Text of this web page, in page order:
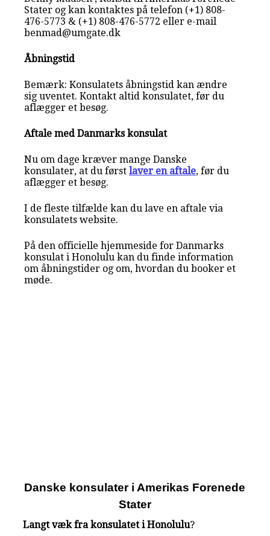
Stater og kan kontaktes på telefon (+1) 808-
476-5773 & (+1) 808-476-5772 eller e-mail
benmad@umgate.dk
Åbningstid
Bemærk: Konsulatets åbningstid kan ændre
sig uventet. Kontakt altid konsulatet, før du
aflægger et besøg.
Aftale med Danmarks konsulat
Nu om dage kræver mange Danske
konsulater, at du førstlaver en aftale, før du
aflægger et besøg.
I de fleste tilfælde kan du lave en aftale via
konsulatets website.
På den officielle hjemmeside for Danmarks
konsulat i Honolulu kan du finde information
om åbningstider og om, hvordan du booker et
møde.
Danske konsulater i Amerikas Forenede
Stater
Langt væk fra konsulatet i Honolulu?